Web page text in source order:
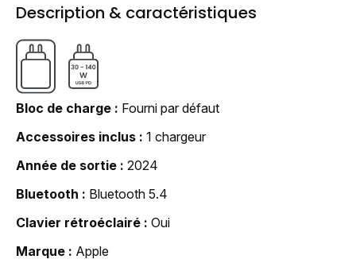
Description & caractéristiques
Bloc de charge
Fourni par défaut
Accessoires inclus
1 chargeur
Année de sortie
2024
Bluetooth
Bluetooth 5.4
Clavier rétroéclairé
Oui
Marque
Apple